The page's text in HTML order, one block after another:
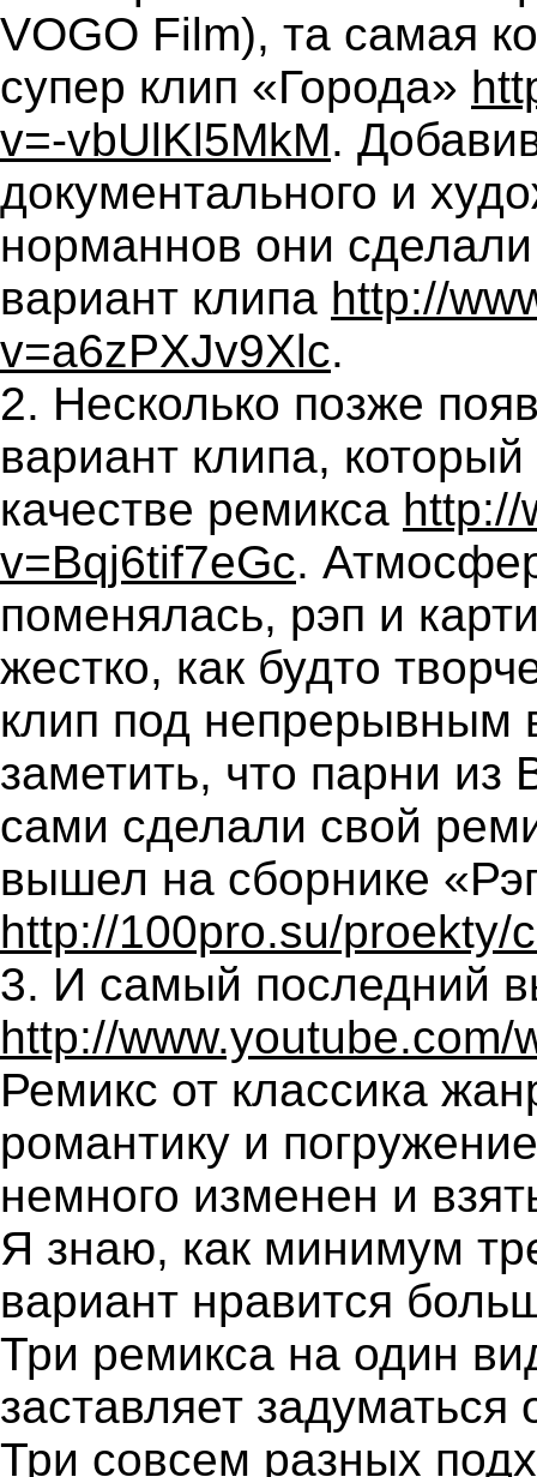
VOGO Film), та самая
супер клип «Города»
v=-vbUlKl5MkM.
документального и
норманнов они
вариант клипа http://
v=a6zPXJv9Xlc.
2. Несколько позже
вариант клипа,
качестве ремикса http://
v=Bqj6tif7eGc.
поменялась, рэп и
жестко, как будто
клип под непрерывным
заметить, что парни
сами сделали свой
вышел на сборнике
http://100pro.su/proekty/
3. И самый последний
http://
Ремикс от классика
романтику и
немного изменен и
Я знаю, как минимум
вариант нравится
Три ремикса на один
заставляет
Три совсем разных